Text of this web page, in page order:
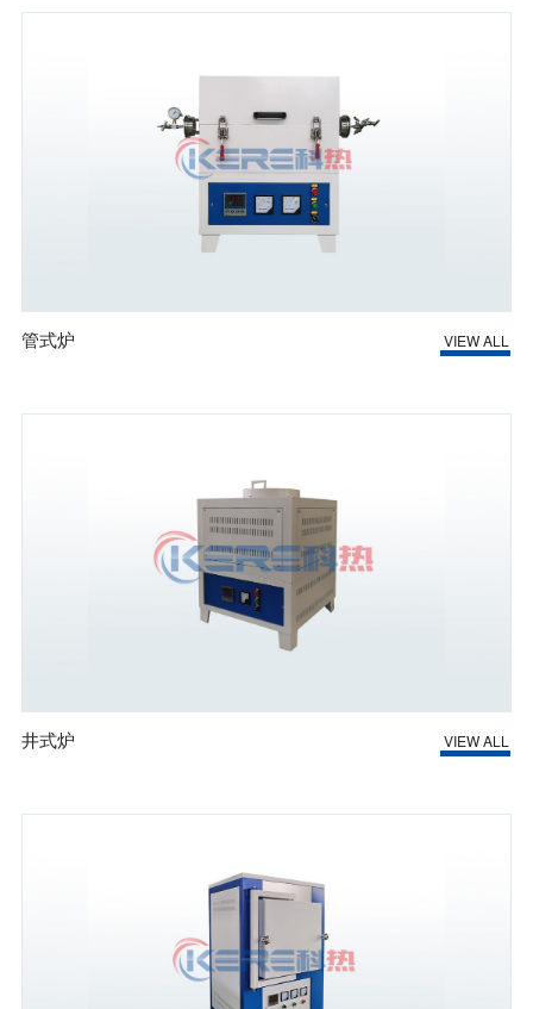
管式炉 VIEW ALL
井式炉 VIEW ALL